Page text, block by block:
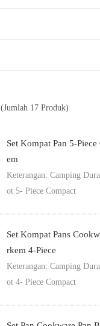
(Jumlah 17 Produk)
Set Kompat Pan 5-
Em
Keterangan: Camping
ot 5- Piece Compact
Set Kompat Pans
Rkem 4-Piece
Keterangan: Camping
ot 4- Piece Compact